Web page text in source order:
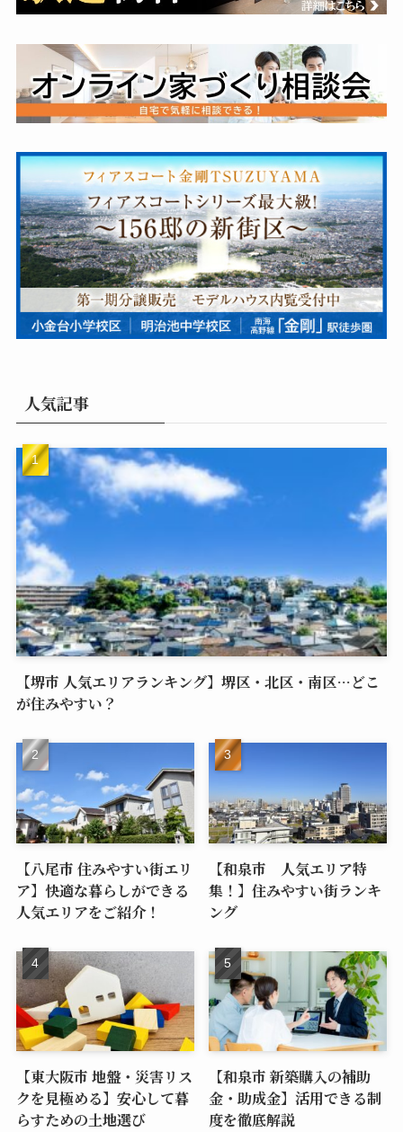
人気記事
【堺市 人気エリアランキング】堺区・北区・南区…どこ
が住みやすい？
【八尾市 住みやすい街エリ
ア】快適な暮らしができる
人気エリアをご紹介！
【和泉市 人気エリア特
集！】住みやすい街ランキ
ング
【東大阪市 地盤・災害リス
クを見極める】安心して暮
らすための土地選び
【和泉市 新築購入の補助
金・助成金】活用できる制
度を徹底解説